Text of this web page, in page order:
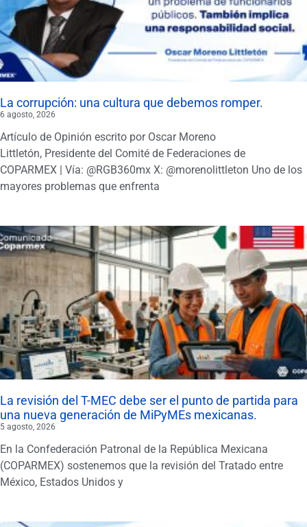
La corrupción: una cultura que debemos romper.
6 agosto, 2026
Artículo de Opinión escrito por Oscar Moreno
Littletón, Presidente del Comité de Federaciones de
COPARMEX | Vía: @RGB360mx X: @morenolittleton Uno de los
mayores problemas que enfrenta
La revisión del T-MEC debe ser el punto de partida para
una nueva generación de MiPyMEs mexicanas.
5 agosto, 2026
En la Confederación Patronal de la República Mexicana
(COPARMEX) sostenemos que la revisión del Tratado entre
México, Estados Unidos y